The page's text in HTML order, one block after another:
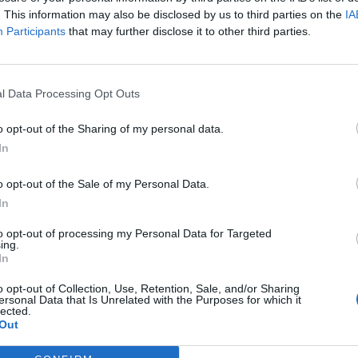
This information may also be disclosed by us to third parties on the
Participants that may further disclose it to other third parties.
Data Processing Opt Outs
opt-out of the Sharing of my personal data.
opt-out of the Sale of my Personal Data.
opt-out of processing my Personal Data for Targeted
opt-out of Collection, Use, Retention, Sale, and/or Sharing
Data that Is Unrelated with the Purposes for which it
όπως είπα και πριν, είναι ότι
κανέναν. Για όλους αυτούς τους
συγκεντρωμένοι, καθώς ο επόμενος
Βιλερμπάν είναι μια ομάδα που έχει
όσον αφορά στην αθλητικότητα. Θα
ελέγχουμε τον ρυθμό και θα κάνουμε το
το πού θα τερματίσει ο Ολυμπιακός
θέλει το πλεονέκτημα, δεν μιλάει
φτάσει πάντα το πιο σημαντικό είναι ο
εμείς και να μη μας απασχολεί τι
είμαστε εμείς και φέτος έχουμε
ασχολούμαστε μόνο με τον εαυτό μας
τα καλύτερά μας παιχνίδια. Θα
στον επόμενο αγώνα μας και να